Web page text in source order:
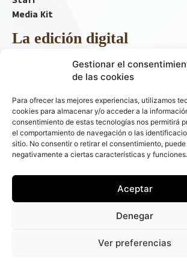
Gestionar el
de las cookies
Para ofrecer las mejores experiencias, utilizamos
cookies para almacenar y/o acceder a la
consentimiento de estas tecnologías nos permitirá
el comportamiento de navegación o las
sitio. No consentir o retirar el consentimiento,
negativamente a ciertas características y funciones.
Aceptar
Denegar
Ver preferencias
Media Kit
La edición digital
Descargar último ejemplar
ir a hemeroteca
+ Contenido en redes
automóviles - C/ Fernández de la Hoz 70, 1ºB
fleetpeople@fleetpeople.es